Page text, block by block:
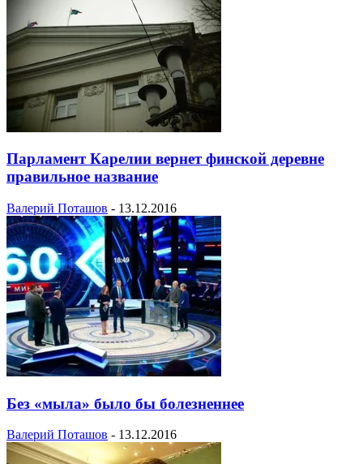
Парламент Карелии вернет финской деревне
правильное название
Валерий Поташов - 13.12.2016
Без «мыла» было бы болезненнее
Валерий Поташов - 13.12.2016